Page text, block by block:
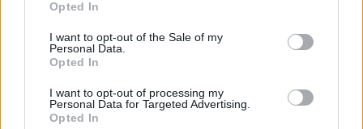
use your data for below specified purposes in below Google
consent section.
Opted In
I want to opt-out of the Sale of my
Personal Data.
Opted In
I want to opt-out of processing my
Personal Data for Targeted Advertising.
Opted In
13.07.20
Μία σταγόνα ιστορία: Η καθιέρωση του
πολιτικού γάμου